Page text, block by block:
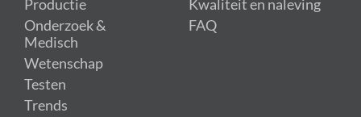
Productie
Onderzoek &
Medisch
Wetenschap
Testen
Trends
Kwaliteit en naleving
FAQ